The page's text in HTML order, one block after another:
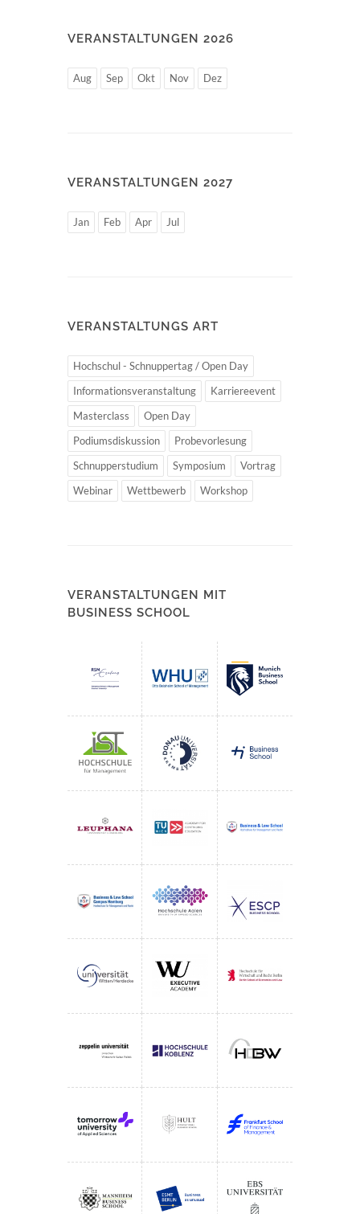
VERANSTALTUNGEN 2026
Aug Sep Okt Nov Dez
VERANSTALTUNGEN 2027
Jan Feb Apr Jul
VERANSTALTUNGS ART
Hochschul - Schnuppertag / Open Day
Informationsveranstaltung
Karriereevent
Masterclass
Open Day
Podiumsdiskussion
Probevorlesung
Schnupperstudium
Symposium
Vortrag
Webinar
Wettbewerb Workshop
VERANSTALTUNGEN MIT
BUSINESS SCHOOL